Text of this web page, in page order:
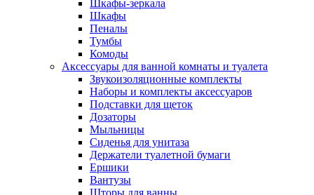
Шкафы-зеркала
Шкафы
Пеналы
Тумбы
Комоды
Аксессуары для ванной комнаты и туалета
Звукоизоляционные комплекты
Наборы и комплекты аксессуаров
Подставки для щеток
Дозаторы
Мыльницы
Сиденья для унитаза
Держатели туалетной бумаги
Ершики
Вантузы
Шторы для ванны